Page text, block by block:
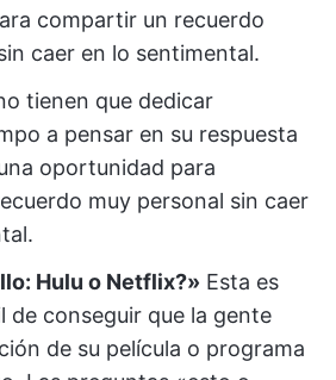
compartir un recuerdo
caer en lo sentimental.
tienen que dedicar
a pensar en su respuesta
oportunidad para
muy personal sin caer
Hulu o Netflix?» Esta es
de conseguir que la gente
de su película o programa